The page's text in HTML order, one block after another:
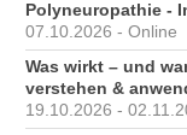
Polyneuropathie -
07.10.2026 - Online
Was wirkt – und
verstehen &
19.10.2026 -